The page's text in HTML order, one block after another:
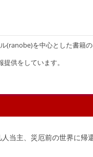
(ranobe)を中心とした書籍
供をしています。
当主、災厄前の世界に帰